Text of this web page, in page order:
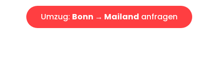
Umzug: Bonn → Mailand anfragen